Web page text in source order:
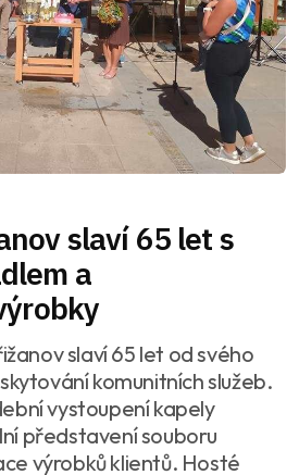
slaví 65 let s
a
slaví 65 let od svého
komunitních služeb.
vystoupení kapely
představení souboru
výrobků klientů. Hosté